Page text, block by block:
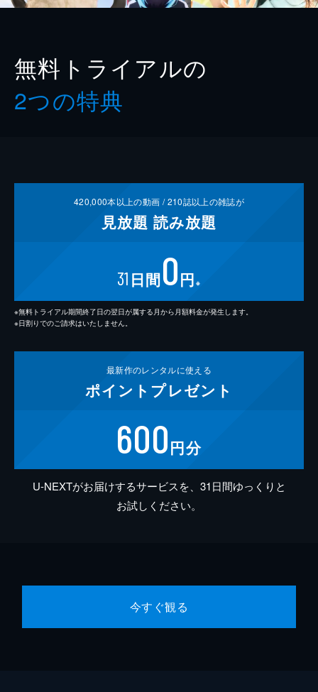
無料トライアルの
2つの特典
420,000本以上の動画 /210誌以上の雑誌が
見放題 読み放題
31 日間0円 ※
※無料トライアル期間終了日の翌日が属する月から月額料金が発生します。
※日割りでのご請求はいたしません。
最新作のレンタルに使える
ポイント プレゼント
600円分
U-NEXTがお届けするサービスを、31日間ゆっくりと
お試しください。
今すぐ観る